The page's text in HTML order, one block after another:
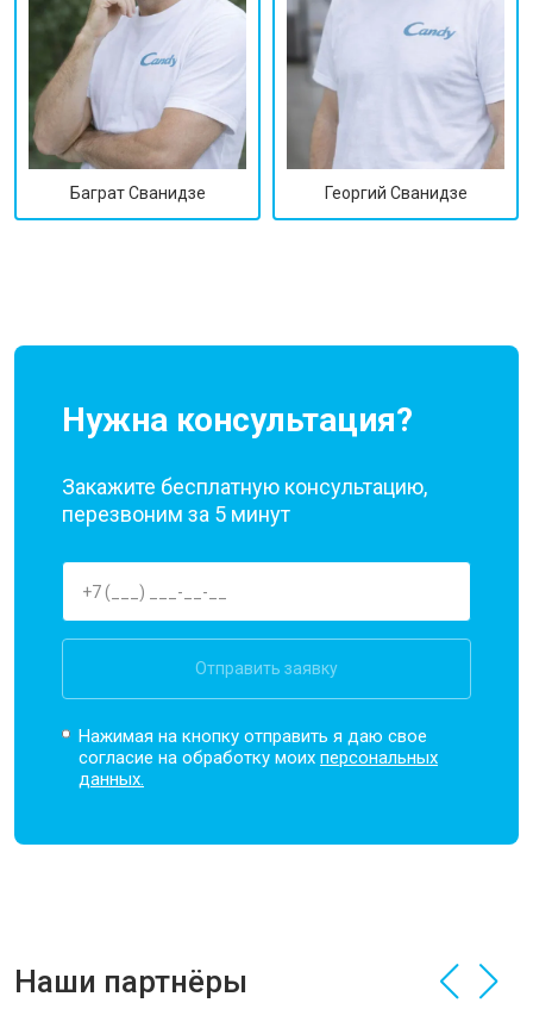
Баграт Сванидзе Георгий Сванидзе
Нужна консультация?
Закажите бесплатную консультацию,
перезвоним за 5 минут
Отправить заявку
Нажимая на кнопку отправить я даю свое
согласие на обработку моихперсональных
данных.
Наши партнёры